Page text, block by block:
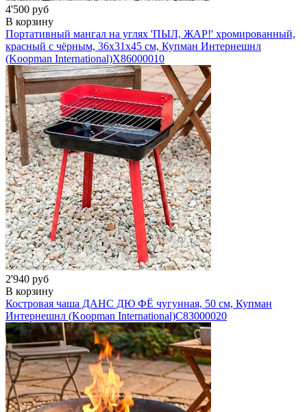
4'500 руб
В корзину
Портативный мангал на углях 'ПЫЛ, ЖАР!' хромированный,
красный с чёрным, 36х31х45 см, Купман Интернешнл
(Koopman International)X86000010
2'940 руб
В корзину
Костровая чаша ДАНС ДЮ ФЁ чугунная, 50 см, Купман
Интернешнл (Koopman International)C83000020